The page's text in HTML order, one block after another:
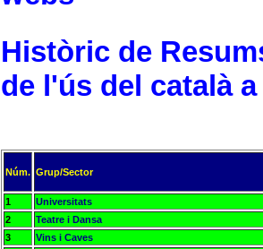
Històric de
de l'ús del català
Núm. Grup/Sector
1
Universitats
2
Teatre i Dansa
3
Vins i Caves